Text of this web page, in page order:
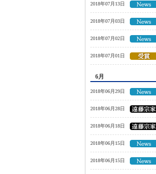
2018年07月13日
2018年07月03日
2018年07月02日
2018年07月01日
6月
2018年06月29日
2018年06月28日
2018年06月18日
2018年06月15日
2018年06月15日